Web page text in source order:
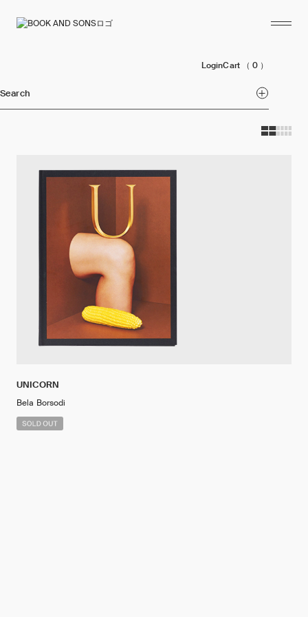
LoginCart （ 0 ）
Search
UNICORN
Bela Borsodi